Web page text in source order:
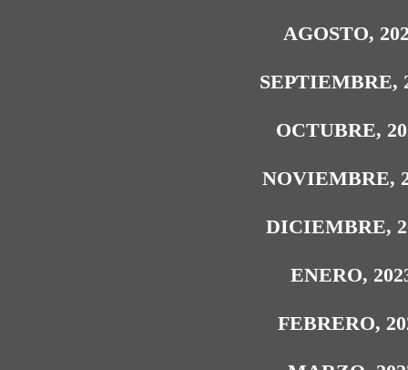
AGOSTO,
SEPTIEMBRE,
OCTUBRE,
NOVIEMBRE,
DICIEMBRE,
ENERO,
FEBRERO,